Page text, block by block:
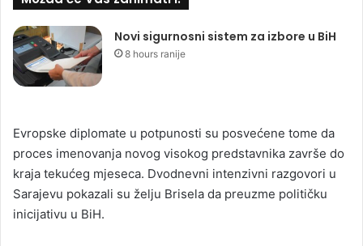
Novi sigurnosni sistem za izbore u BiH
8 hours ranije
Evropske diplomate u potpunosti su posvećene tome da
proces imenovanja novog visokog predstavnika završe do
kraja tekućeg mjeseca. Dvodnevni intenzivni razgovori u
Sarajevu pokazali su želju Brisela da preuzme političku
inicijativu u BiH.